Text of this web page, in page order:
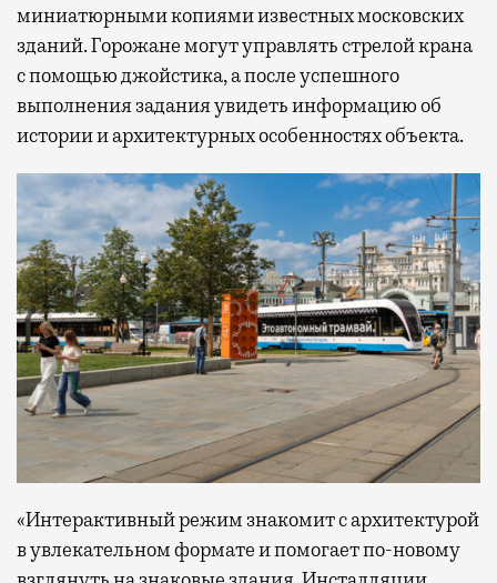
миниатюрными копиями известных московских
зданий. Горожане могут управлять стрелой крана
с помощью джойстика, а после успешного
выполнения задания увидеть информацию об
истории и архитектурных особенностях объекта.
«Интерактивный режим знакомит с архитектурой
в увлекательном формате и помогает по-новому